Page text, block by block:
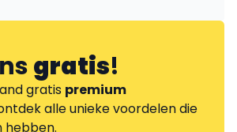
gratis!
gratis premium
alle unieke voordelen die
hebben.